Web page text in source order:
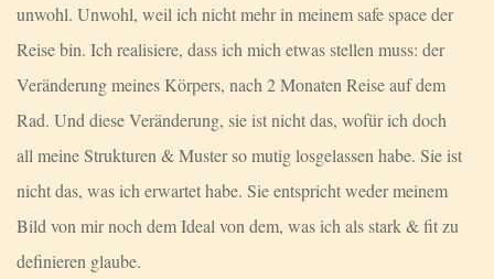
unwohl. Unwohl, weil ich nicht mehr in meinem safe space der
Reise bin. Ich realisiere, dass ich mich etwas stellen muss: der
Veränderung meines Körpers, nach 2 Monaten Reise auf dem
Rad. Und diese Veränderung, sie ist nicht das, wofür ich doch
all meine Strukturen & Muster so mutig losgelassen habe. Sie ist
nicht das, was ich erwartet habe. Sie entspricht weder meinem
Bild von mir noch dem Ideal von dem, was ich als stark & fit zu
definieren glaube.